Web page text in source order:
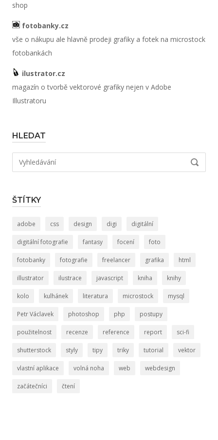
shop
fotobanky.cz
vše o nákupu ale hlavně prodeji grafiky a fotek na microstock
fotobankách
ilustrator.cz
magazín o tvorbě vektorové grafiky nejen v Adobe
Illustratoru
HLEDAT
Hledat:
ŠTÍTKY
adobe css design digi digitální
digitální fotografie fantasy focení foto
fotobanky fotografie freelancer grafika html
illustrator ilustrace javascript kniha knihy
kolo kulhánek literatura microstock mysql
Petr Václavek photoshop php postupy
použitelnost recenze reference report sci-fi
shutterstock styly tipy triky tutorial vektor
vlastní aplikace volná noha web webdesign
začátečníci čtení